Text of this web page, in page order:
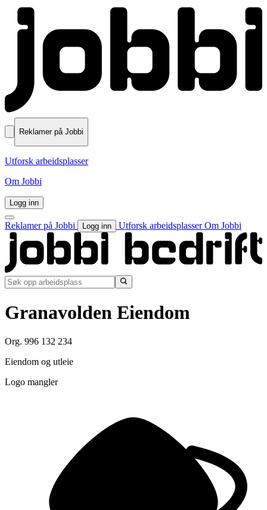
Reklamer på Jobbi
Utforsk arbeidsplasser
Om Jobbi
Logg inn
Reklamer på Jobbi Logg inn Utforsk arbeidsplasserOm Jobbi
Granavolden Eiendom
Org. 996 132 234
Eiendom og utleie
Logo mangler